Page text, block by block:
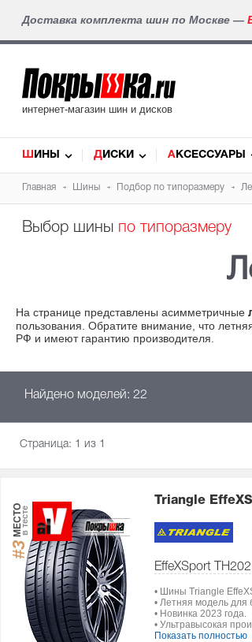
Доставка комплекта шин по Москве —
интернет-магазин шин и дисков
ШИНЫ ДИСКИ АКСЕССУАРЫ
Главная Шины Подбор по типоразмеру
Выбор шины по типоразмеру
На странице представлены асимметричные
пользования. Обратите внимание, что
РФ и имеют гарантию производителя.
Найдено моделей: 22
Страница: 1 из 1
#3
МЕСТОв тесте
Triangle
EffeXSport TH202
• Шины Triangle
• Летняя модель для
• Новинка 2023 года.
• Ультравысокая
Показать полностью